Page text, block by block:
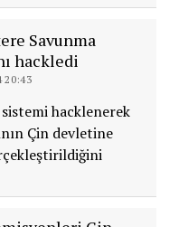
Savunma
hackledi
20:43
hacklenerek
Çin devletine